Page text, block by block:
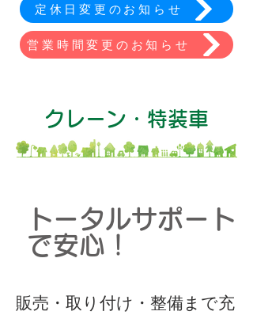
営業時間変更のお知らせ
定休日変更のお知らせ
クレーン・特装車
トータルサポート
で安心！
販売・取り付け・整備まで充